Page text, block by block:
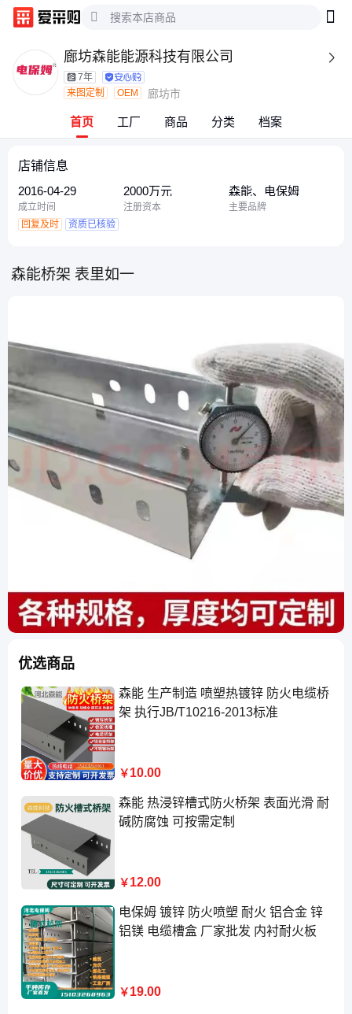
廊坊森能能源科技有限公司 
7年
来图定制
OEM 廊坊市
首页 工厂 商品 分类 档案
店铺信息
2016-04-29
成立时间
2000万元
注册资本
森能、电保姆
主要品牌
回复及时
资质已核验
森能桥架 表里如一
优选商品
森能 生产制造 喷塑热镀锌 防火电缆桥
架 执行JB/T10216-2013标准
￥10.00
森能 热浸锌槽式防火桥架 表面光滑 耐
碱防腐蚀 可按需定制
￥12.00
电保姆 镀锌 防火喷塑 耐火 铝合金 锌
铝镁 电缆槽盒 厂家批发 内衬耐火板
￥19.00